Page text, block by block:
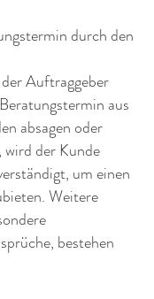
durch den
Auftraggeber
aus
absagen oder
wird der Kunde
um einen
Weitere
bestehen